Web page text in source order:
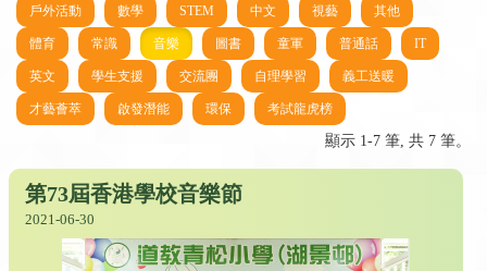
戶外活動 數學 STEM 中文 視藝 其他
體育 常識 音樂 圖書 童軍 普通話 IT
英文 學生支援 交流團 自理學習 義工送暖
才藝薈萃 啟發潛能 環保 考試龍虎榜
顯示 1-7 筆, 共 7 筆。
第73屆香港學校音樂節
2021-06-30